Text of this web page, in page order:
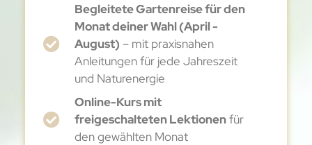
Begleitete Gartenreise für den
Monat deiner Wahl (April -
August) – mit praxisnahen
Anleitungen für jede Jahreszeit
und Naturenergie
Online-Kurs mit
freigeschalteten Lektionenfür
den gewählten Monat